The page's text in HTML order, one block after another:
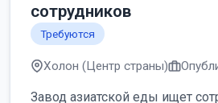
сотрудников
Требуются
Холон (Центр страны)
Завод азиатской еды ищет